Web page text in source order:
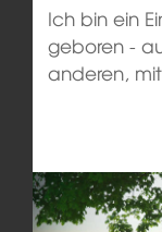
Ich bin ein
geboren -
anderen,